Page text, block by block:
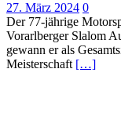
27. März 2024 0
Der 77-jährige
Vorarlberger Slalom
gewann er als
Meisterschaft […]